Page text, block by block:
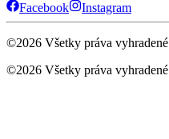
Facebook Instagram
©2026 Všetky práva vyhradené
©2026 Všetky práva vyhradené